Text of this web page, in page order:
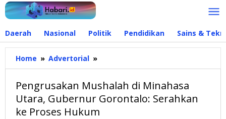
Lewati
ke
Daerah Nasional Politik Pendidikan Sains &
Home » Advertorial »
Mushalah
di
Minahasa
Utara,
Gubernur
Pengrusakan Mushalah di Minahasa
Utara, Gubernur Gorontalo: Serahkan
ke Proses Hukum